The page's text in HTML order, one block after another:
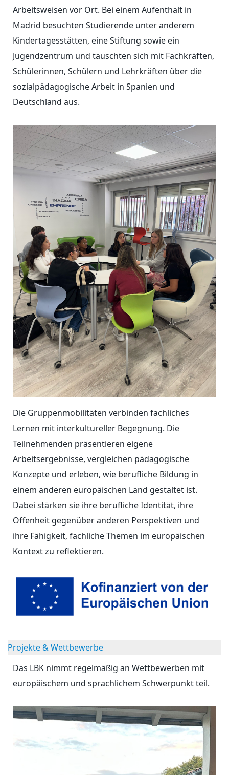
Arbeitsweisen vor Ort. Bei einem Aufenthalt in
Madrid besuchten Studierende unter anderem
Kindertagesstätten, eine Stiftung sowie ein
Jugendzentrum und tauschten sich mit Fachkräften,
Schülerinnen, Schülern und Lehrkräften über die
sozialpädagogische Arbeit in Spanien und
Deutschland aus.
Die Gruppenmobilitäten verbinden fachliches
Lernen mit interkultureller Begegnung. Die
Teilnehmenden präsentieren eigene
Arbeitsergebnisse, vergleichen pädagogische
Konzepte und erleben, wie berufliche Bildung in
einem anderen europäischen Land gestaltet ist.
Dabei stärken sie ihre berufliche Identität, ihre
Offenheit gegenüber anderen Perspektiven und
ihre Fähigkeit, fachliche Themen im europäischen
Kontext zu reflektieren.
Projekte & Wettbewerbe
Das LBK nimmt regelmäßig an Wettbewerben mit
europäischem und sprachlichem Schwerpunkt teil.